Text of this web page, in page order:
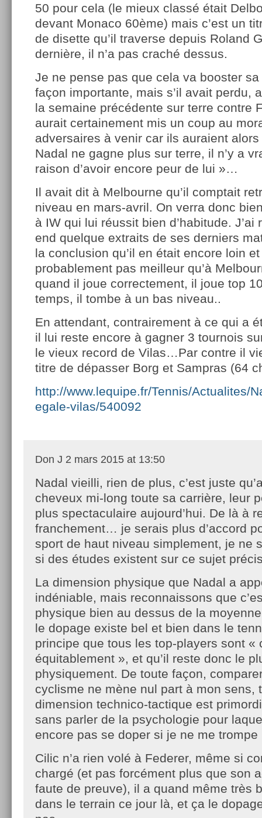
50 pour cela (le mieux classé était
devant Monaco 60ème) mais c’est un
de disette qu’il traverse depuis Roland
dernière, il n’a pas craché dessus.
Je ne pense pas que cela va booster
façon importante, mais s’il avait perdu,
la semaine précédente sur terre contre
aurait certainement mis un coup au
adversaires à venir car ils auraient
Nadal ne gagne plus sur terre, il n’y a
raison d’avoir encore peur de lui »…
Il avait dit à Melbourne qu’il comptait
niveau en mars-avril. On verra donc
à IW qui lui réussit bien d’habitude. J’ai
end quelque extraits de ses derniers
la conclusion qu’il en était encore loin et
probablement pas meilleur qu’à
quand il joue correctement, il joue top
temps, il tombe à un bas niveau..
En attendant, contrairement à ce qui a
il lui reste encore à gagner 3 tournois
le vieux record de Vilas…Par contre il
titre de dépasser Borg et Sampras (64
http://www.lequipe.fr/Tennis/Actualites/
egale-vilas/540092
Don J 2 mars 2015 at 13:50
Nadal vieilli, rien de plus, c’est juste
cheveux mi-long toute sa carrière, leur
plus spectaculaire aujourd’hui. De là à
franchement… je serais plus d’accord
sport de haut niveau simplement, je ne
si des études existent sur ce sujet
La dimension physique que Nadal a
indéniable, mais reconnaissons que
physique bien au dessus de la
le dopage existe bel et bien dans le
principe que tous les top-players sont «
équitablement », et qu’il reste donc le
physiquement. De toute façon,
cyclisme ne mène nul part à mon sens,
dimension technico-tactique est
sans parler de la psychologie pour
encore pas se doper si je ne me trompe
Cilic n’a rien volé à Federer, même si
chargé (et pas forcément plus que son
faute de preuve), il a quand même très
dans le terrain ce jour là, et ça le